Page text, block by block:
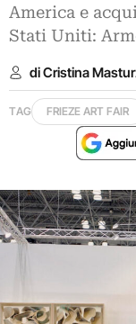
America e
Stati Uniti:
di Cristina
TAG FRIEZE ART FAIR